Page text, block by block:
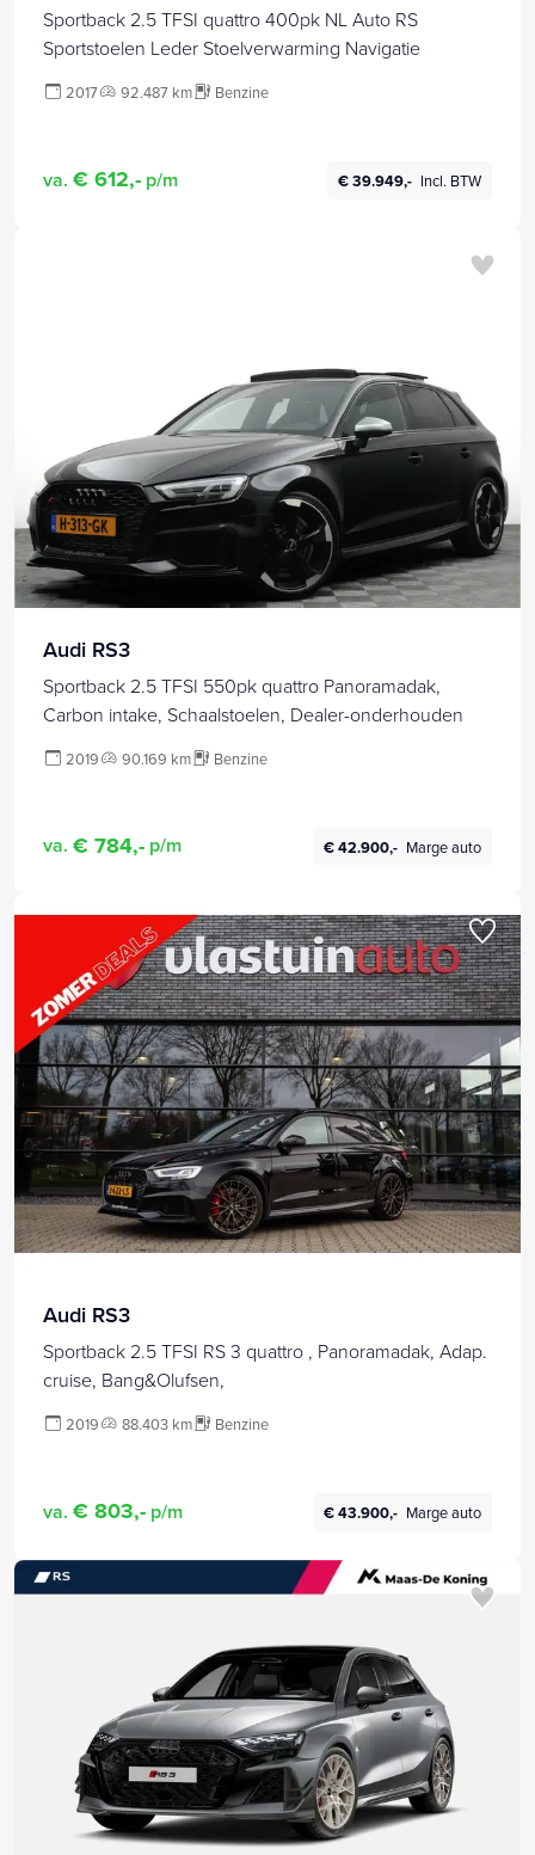
Sportback 2.5 TFSI quattro 400pk NL Auto RS
Sportstoelen Leder Stoelverwarming Navigatie
2017 92.487 km Benzine
va. € 612,- p/m € 39.949,- Incl. BTW
Audi RS3
Sportback 2.5 TFSI 550pk quattro Panoramadak,
Carbon intake, Schaalstoelen, Dealer-onderhouden
2019 90.169 km Benzine
va. € 784,- p/m € 42.900,- Marge auto
Audi RS3
Sportback 2.5 TFSI RS 3 quattro , Panoramadak, Adap.
cruise, Bang&Olufsen,
2019 88.403 km Benzine
va. € 803,- p/m € 43.900,- Marge auto